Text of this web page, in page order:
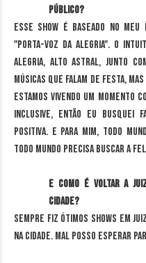
público?
Esse show é baseado no
"Porta-Voz da Alegria". O
alegria, alto astral, junto
músicas que falam de festa,
estamos vivendo um momento
inclusive, então eu busquei
positiva. E para mim, todo
todo mundo precisa buscar a
E como é voltar a
cidade?
Sempre fiz ótimos shows em
na cidade. Mal posso esperar